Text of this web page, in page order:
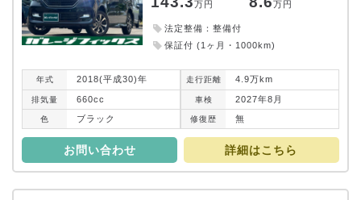
万円 万円
法定整備：整備付
保証付 (1ヶ月・1000km)
年式 2018(平成30)年 走行距離 4.9万km
排気量 660cc 車検 2027年8月
色 ブラック 修復 歴 無
お問い合わせ 詳細はこちら